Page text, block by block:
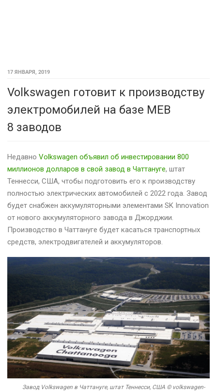
17 ЯНВАРЯ, 2019
Volkswagen готовит к производству
электромобилей на базе MEB
8 заводов
Недавно Volkswagen объявил об инвестировании 800
миллионов долларов в свой завод в Чаттануге, штат
Теннесси, США, чтобы подготовить его к производству
полностью электрических автомобилей с 2022 года. Завод
будет снабжен аккумуляторными элементами SK Innovation
от нового аккумуляторного завода в Джорджии.
Производство в Чаттануге будет касаться транспортных
средств, электродвигателей и аккумуляторов.
Завод Volkswagen в Чаттануге, штат Теннесси, США © volkswagen-